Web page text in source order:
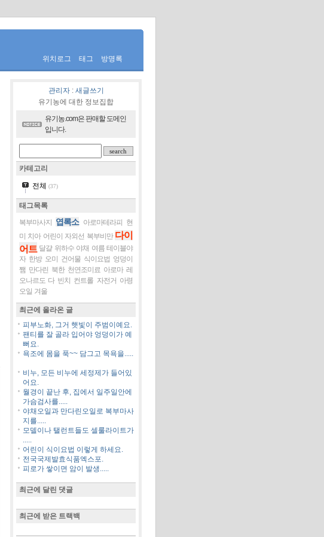
위치로그 태그 방명록
관리자: 새글쓰기
유기농에 대한 정보집합
유기농.com은 판매할 도메인
입니다.
카테고리
전체 (37)
태그목록
복부마사지
엽록소 아로마테라피
현
미 치아 어린이 자외선 복부비만 다이
어트 달걀 위하수 야채 여름 테이블야
자 한방 오미 건어물 식이요법 엉덩이
쨈 만다린 북한 천연조미료 아로마 레
오나르도 다 빈치
컨트롤 자전거 아령
오일 겨울
최근에 올라온 글
피부노화, 그거 햇빛이 주범이예요.
팬티를 잘 골라 입어야 엉덩이가 예
뻐요.
욕조에 몸을 푹~~ 담그고 목욕을.....
비누, 모든 비누에 세정제가 들어있
어요.
월경이 끝난 후, 집에서 일주일안에
가슴검사를.....
야채오일과 만다린오일로 복부마사
지를.....
모델이나 탤런트들도 셀룰라이트가
.....
어린이 식이요법 이렇게 하세요.
전국국제발효식품엑스포.
피로가 쌓이면 암이 발생.....
최근에 달린 댓글
최근에 받은 트랙백